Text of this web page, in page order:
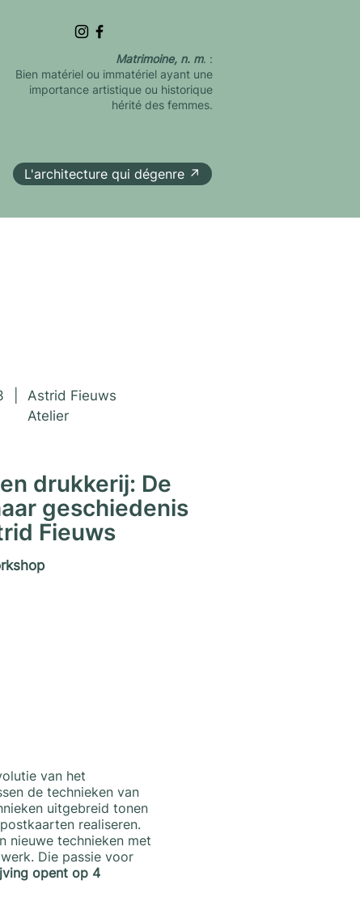
Matrimoine, n. m. :
Bien matériel ou immatériel ayant une
importance artistique ou historique
hérité des femmes.
L'architecture qui dégenre ↗
Astrid Fieuws
Atelier
drukkerij: De
geschiedenis
Fieuws
van het
de technieken van
uitgebreid tonen
realiseren.
nieuwe technieken met
Die passie voor
opent op 4